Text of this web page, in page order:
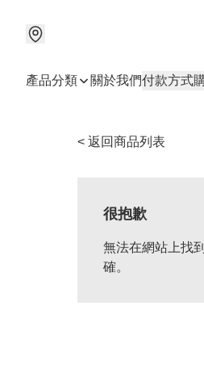
產品分類 關於我們付款方式
< 返回商品列表
很抱歉
無法在網站上找
確。